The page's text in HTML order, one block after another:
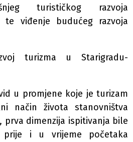
turističkog razvoja
te viđenje budućeg razvoja
turizma u Starigradu-
u promjene koje je turizam
način života stanovništva
prva dimenzija ispitivanja bile
i u vrijeme početaka